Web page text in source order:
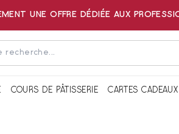
UNE OFFRE DÉDIÉE AUX
COURS DE PÂTISSERIE CARTES CADEAUX